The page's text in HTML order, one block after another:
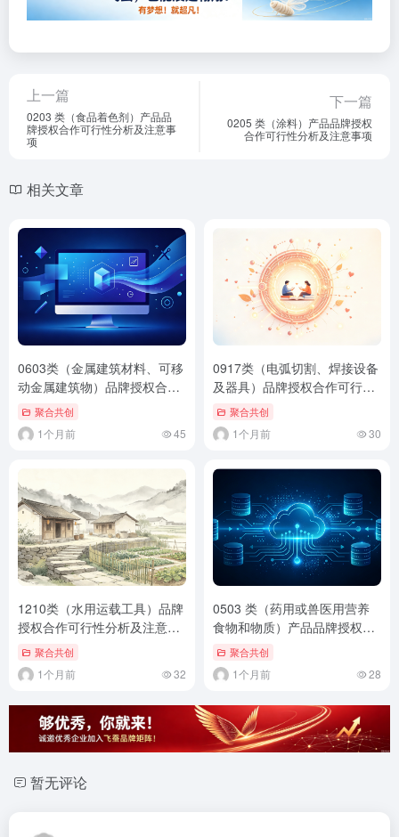
上一篇
0203 类（食品着色剂）产品品
牌授权合作可行性分析及注意事
项
下一篇
0205 类（涂料）产品品牌授权
合作可行性分析及注意事项
相关文章
0603类（金属建筑材料、可移
动金属建筑物）品牌授权合作
可行性分析及注意事项（通用
标准版）
聚合共创
1个月前 45
0917类（电弧切割、焊接设备
及器具）品牌授权合作可行性
分析及注意事项（通用标准
版）
聚合共创
1个月前 30
1210类（水用运载工具）品牌
授权合作可行性分析及注意事
项（通用标准版）
聚合共创
1个月前 32
0503 类（药用或兽医用营养
食物和物质）产品品牌授权合
作可行性分析及注意事项
聚合共创
1个月前 28
暂无评论